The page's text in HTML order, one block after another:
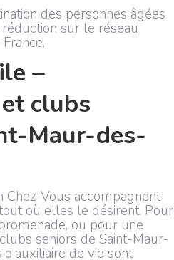
des personnes âgées
sur le réseau
–
clubs
Maur-des-
Chez-Vous accompagnent
où elles le désirent. Pour
ou pour une
seniors de Saint-Maur-
de vie sont